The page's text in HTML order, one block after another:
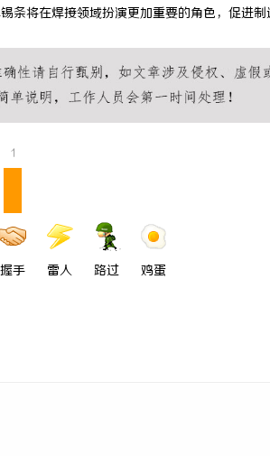
条将在焊接领域扮演更加重要的角色，促进
1
握手 雷人 路过 鸡蛋
医疗实验室，标准化研发体系 利星能联合
同解决方案